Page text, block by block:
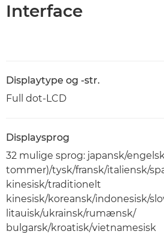
Interface
Displaytype og -str.
Full dot-LCD
Displaysprog
32 mulige sprog: japansk/
tommer)/tysk/fransk/italiensk/
kinesisk/traditionelt
kinesisk/koreansk/indonesisk/
litauisk/ukrainsk/rumænsk/
bulgarsk/kroatisk/vietnamesisk